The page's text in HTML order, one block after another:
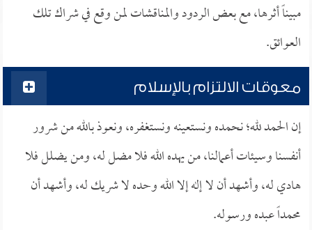
مبيناً أثرها، مع بعض الردود والمناقشات لمن وقع في شراك تلك
العوائق.
معوقات الالتزام بالإسلام
إن الحمد لله؛ نحمده ونستعينه ونستغفره، ونعوذ بالله من شرور
أنفسنا وسيئات أعمالنا، من يهده الله فلا مضل له، ومن يضلل فلا
هادي له، وأشهد أن لا إله إلا الله وحده لا شريك له، وأشهد أن
محمداً عبده ورسوله.